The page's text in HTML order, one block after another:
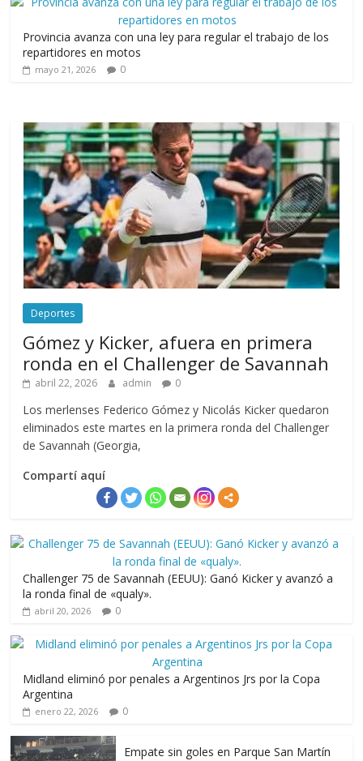
Provincia avanza con una ley para regular el trabajo de los
repartidores en motos
mayo 21, 2026 0
Deportes
Gómez y Kicker, afuera en primera
ronda en el Challenger de Savannah
abril 22, 2026 admin 0
Los merlenses Federico Gómez y Nicolás Kicker quedaron
eliminados este martes en la primera ronda del Challenger
de Savannah (Georgia,
Compartí aquí
Challenger 75 de Savannah (EEUU): Ganó Kicker y avanzó a
la ronda final de «qualy».
abril 20, 2026 0
Midland eliminó por penales a Argentinos Jrs por la Copa
Argentina
enero 22, 2026 0
Empate sin goles en Parque San Martín